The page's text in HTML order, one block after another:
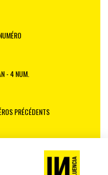
- 4 NUM.
PRÉCÉDENTS